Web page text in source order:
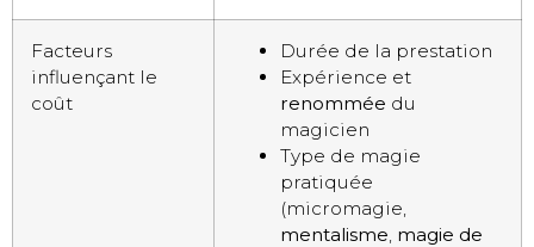
Facteurs
influençant le
coût
Durée de la prestation
Expérience et
renommée du
magicien
Type de magie
pratiquée
(micromagie,
mentalisme magie de